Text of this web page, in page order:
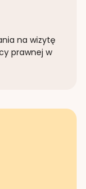
na wizytę
prawnej w